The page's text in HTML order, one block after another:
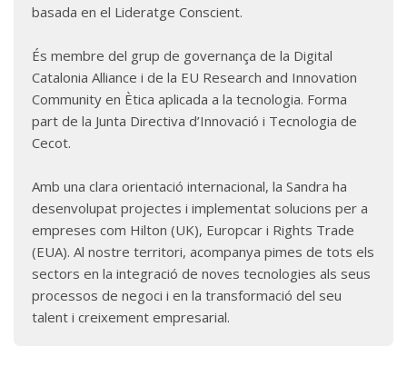
basada en el Lideratge Conscient.
És membre del grup de governança de la Digital
Catalonia Alliance i de la EU Research and Innovation
Community en Ètica aplicada a la tecnologia. Forma
part de la Junta Directiva d’Innovació i Tecnologia de
Cecot.
Amb una clara orientació internacional, la Sandra ha
desenvolupat projectes i implementat solucions per a
empreses com Hilton (UK), Europcar i Rights Trade
(EUA). Al nostre territori, acompanya pimes de tots els
sectors en la integració de noves tecnologies als seus
processos de negoci i en la transformació del seu
talent i creixement empresarial.